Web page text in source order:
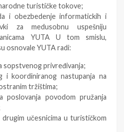
turističke tokove;
i obezbedenje informatickih i
za medusobnu uspešniju
YUTA U tom smislu,
osnovale YUTA radi:
sopstvenog privređivanja;
i koordiniranog nastupanja na
tržištima;
poslovanja povodom pružanja
drugim učesnicima u turističkom